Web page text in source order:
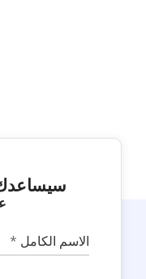
سيساعدك
الاسم الكامل *